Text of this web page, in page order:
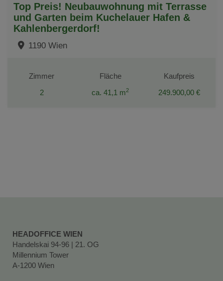
Top Preis! Neubauwohnung mit Terrasse
und Garten beim Kuchelauer Hafen &
Kahlenbergerdorf!
1190 Wien
Zimmer
2
Fläche
ca. 41,1 m2
Kaufpreis
249.900,00 €
HEADOFFICE WIEN
Handelskai 94-96 | 21. OG
Millennium Tower
A-1200 Wien